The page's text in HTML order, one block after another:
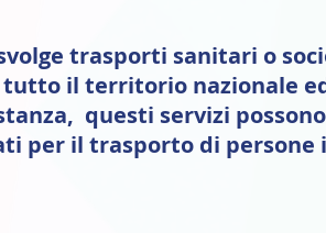
trasporti sanitari o
il territorio nazionale
questi servizi
per il trasporto di persone